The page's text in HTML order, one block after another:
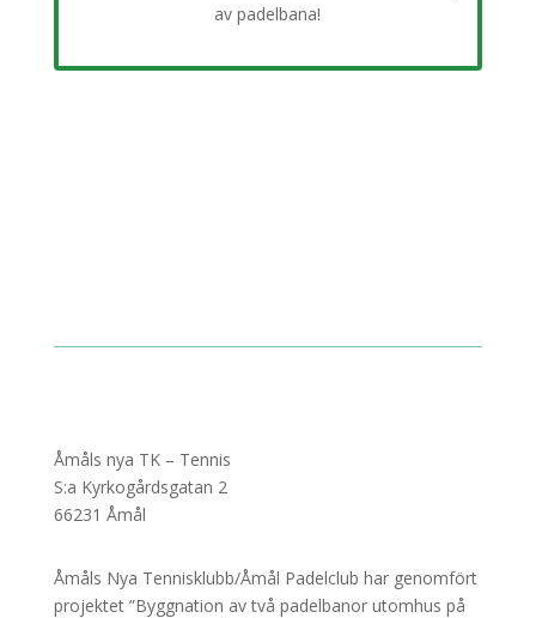
av padelbana!
Åmåls nya TK – Tennis
S:a Kyrkogårdsgatan 2
66231 Åmål
Åmåls Nya Tennisklubb/Åmål Padelclub har genomfört
projektet ”Byggnation av två padelbanor utomhus på